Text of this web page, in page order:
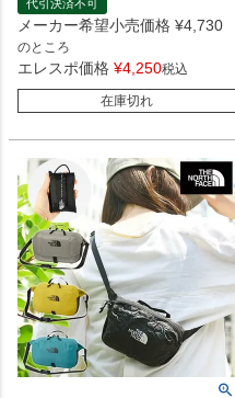
代引決済不可
メーカー希望小売価格 ¥4,730
のところ
エレスポ価格 ¥4,250税込
在庫切れ